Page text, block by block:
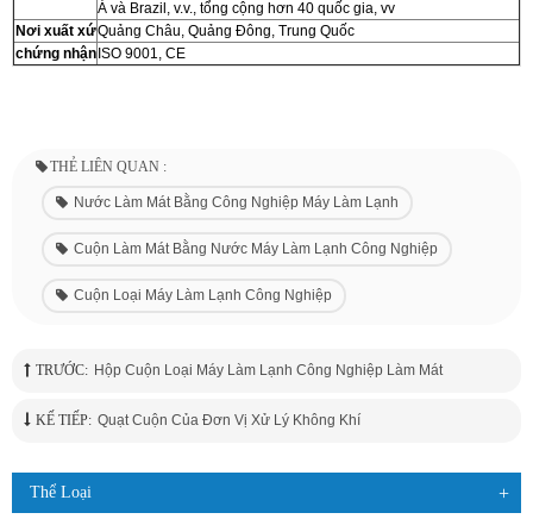
Á và Brazil, v.v., tổng cộng hơn 40 quốc gia, vv
Nơi xuất xứQuảng Châu, Quảng Đông, Trung Quốc
chứng nhận ISO 9001, CE
THẺ LIÊN QUAN :
Nước Làm Mát Bằng Công Nghiệp Máy Làm Lạnh
Cuộn Làm Mát Bằng Nước Máy Làm Lạnh Công Nghiệp
Cuộn Loại Máy Làm Lạnh Công Nghiệp
TRƯỚC: Hộp Cuộn Loại Máy Làm Lạnh Công Nghiệp Làm Mát
KẾ TIẾP: Quạt Cuộn Của Đơn Vị Xử Lý Không Khí
Thể Loại